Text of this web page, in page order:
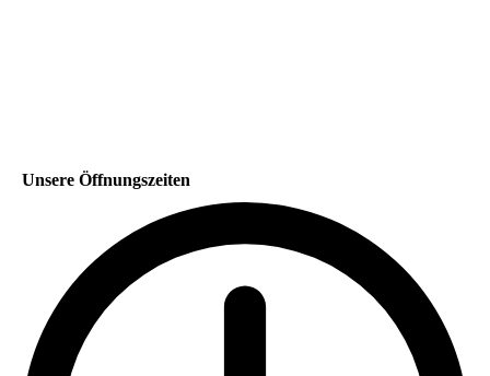
Unsere Öffnungszeiten